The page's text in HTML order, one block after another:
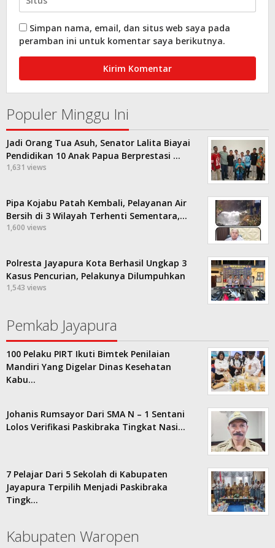
Simpan nama, email, dan situs web saya pada
peramban ini untuk komentar saya berikutnya.
Populer Minggu Ini
Jadi Orang Tua Asuh, Senator Lalita Biayai
Pendidikan 10 Anak Papua Berprestasi …
1,631 views
Pipa Kojabu Patah Kembali, Pelayanan Air
Bersih di 3 Wilayah Terhenti Sementara,…
1,600 views
Polresta Jayapura Kota Berhasil Ungkap 3
Kasus Pencurian, Pelakunya Dilumpuhkan
1,543 views
Pemkab Jayapura
100 Pelaku PIRT Ikuti Bimtek Penilaian
Mandiri Yang Digelar Dinas Kesehatan
Kabu…
Johanis Rumsayor Dari SMA N – 1 Sentani
Lolos Verifikasi Paskibraka Tingkat Nasi…
7 Pelajar Dari 5 Sekolah di Kabupaten
Jayapura Terpilih Menjadi Paskibraka
Tingk…
Kabupaten Waropen